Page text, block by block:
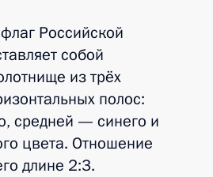
Российской
собой
из трёх
полос:
средней — синего и
цвета. Отношение
длине 2:3.